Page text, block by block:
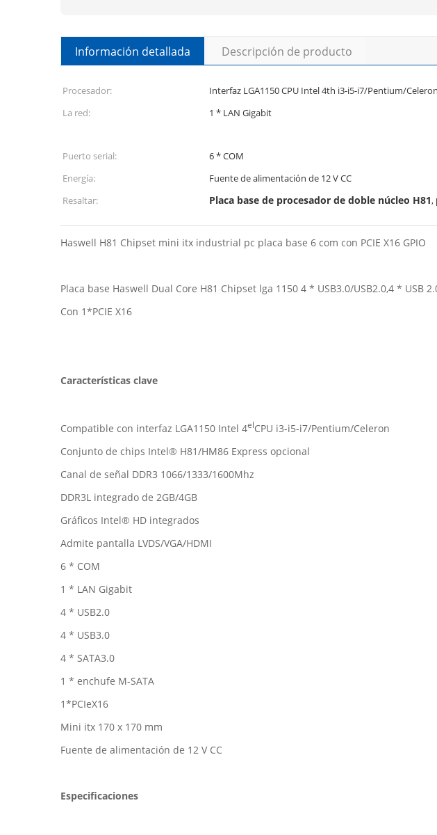
Información detallada Descripción de producto
Procesador: Interfaz LGA1150 CPU Intel 4th i3-i5-i7/Pentium/Celeron
La red:
1 * LAN Gigabit
Puerto serial:
6 * COM
Energía:
Fuente de alimentación de 12 V CC
Resaltar:
Placa base de procesador de doble núcleo H81,
Haswell H81 Chipset mini itx industrial pc placa base 6 com con PCIE X16 GPIO
Placa base Haswell Dual Core H81 Chipset lga 1150 4 * USB3.0/USB2.0,4 * USB
Con 1*PCIE X16
Características clave
Compatible con interfaz LGA1150 Intel 4elCPU i3-i5-i7/Pentium/Celeron
Conjunto de chips Intel® H81/HM86 Express opcional
Canal de señal DDR3 1066/1333/1600Mhz
DDR3L integrado de 2GB/4GB
Gráficos Intel® HD integrados
Admite pantalla LVDS/VGA/HDMI
6 * COM
1 * LAN Gigabit
4 * USB2.0
4 * USB3.0
4 * SATA3.0
1 * enchufe M-SATA
1*PCIeX16
Mini itx 170 x 170 mm
Fuente de alimentación de 12 V CC
Especificaciones